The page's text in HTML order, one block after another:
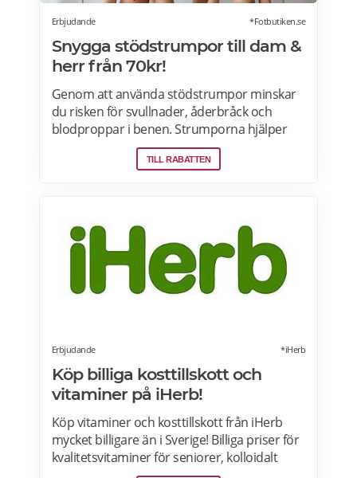
Erbjudande *Fotbutiken.se
Snygga stödstrumpor till dam &
herr från 70kr!
Genom att använda stödstrumpor minskar
du risken för svullnader, åderbråck och
blodproppar i benen. Strumporna hjälper
dig också att orka längre och gör så att dina
ben känns piggare. Se alla rabatter på
TILL RABATTEN
Erbjudande *iHerb
Köp billiga kosttillskott och
vitaminer på iHerb!
Köp vitaminer och kosttillskott från iHerb
mycket billigare än i Sverige! Billiga priser för
kvalitetsvitaminer för seniorer, kolloidalt